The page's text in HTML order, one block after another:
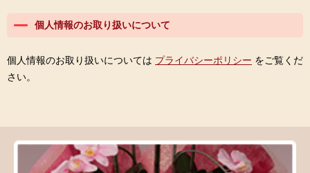
個人情報のお取り扱いについて
個人情報のお取り扱いについては プライバシーポリシー をご覧くだ
さい。